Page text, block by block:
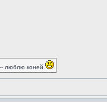
люблю коней